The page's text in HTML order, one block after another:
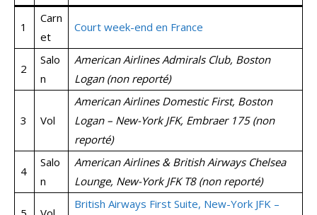
1
Carn
et
Court week-end en France
2
Salo
n
American Airlines Admirals Club, Boston
Logan (non reporté)
3 Vol
American Airlines Domestic First, Boston
Logan – New-York JFK, Embraer 175 (non
reporté)
4
Salo
n
American Airlines & British Airways Chelsea
Lounge, New-York JFK T8 (non reporté)
British Airways First Suite, New-York JFK –